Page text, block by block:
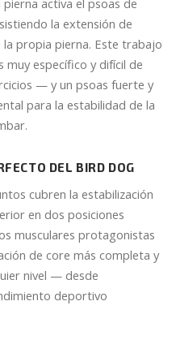
la extensión de
propia pierna. Este trabajo
muy específico y difícil de
— y un psoas fuerte y
para la estabilidad de la
DEL BIRD DOG
cubren la estabilización
en dos posiciones
musculares protagonistas
de core más completa y
nivel — desde
deportivo